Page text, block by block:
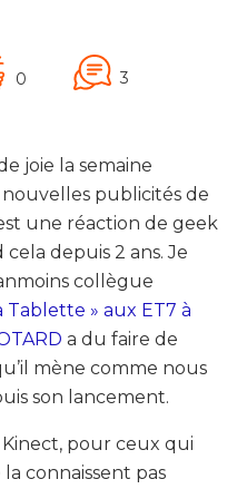
0 3
joie la semaine
publicités de
une réaction de geek
depuis 2 ans. Je
collègue
» aux ET7 à
a du faire de
mène comme nous
son lancement.
Kinect, pour ceux qui
la connaissent pas